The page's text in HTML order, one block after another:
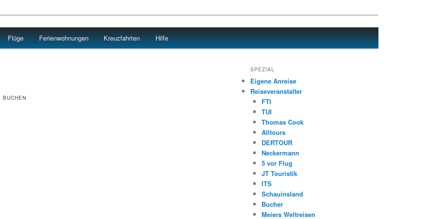
Flüge Ferienwohnungen Kreuzfahrten Hilfe
BUCHEN
SPEZIAL
Eigene Anreise
Reiseveranstalter
FTI
TUI
Thomas Cook
Alltours
DERTOUR
Neckermann
5 vor Flug
JT Touristik
ITS
Schauinsland
Bucher
Meiers Weltreisen